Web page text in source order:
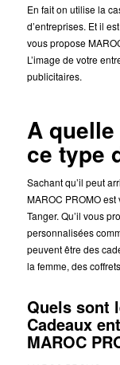
En fait on utilise la
d’entreprises. Et il
vous propose
L’image de votre
publicitaires.
A
ce type
Sachant qu’il peut
MAROC PROMO
Tanger. Qu’il vous
personnalisées
peuvent être des
la femme, des
Quels sont
Cadeaux
MAROC